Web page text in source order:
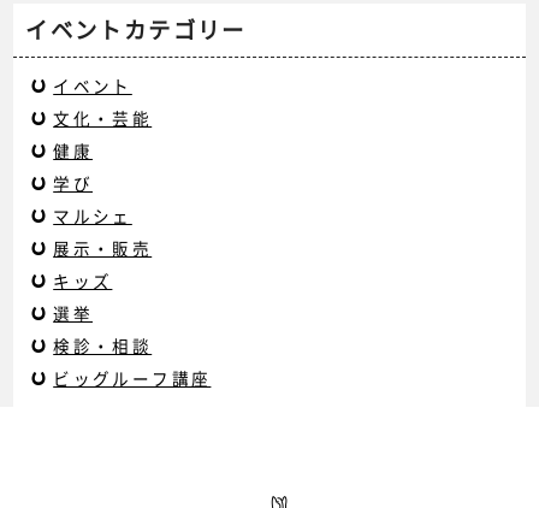
イベントカテゴリー
イベント
文化・芸能
健康
学び
マルシェ
展示・販売
キッズ
選挙
検診・相談
ビッグルーフ講座